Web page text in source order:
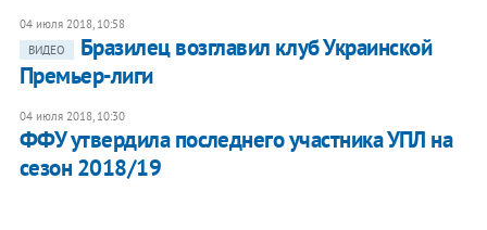
04 июля 2018, 10:58
ВИДЕО
Бразилец возглавил клуб Украинской
Премьер-лиги
04 июля 2018, 10:30
ФФУ утвердила последнего участника УПЛ на
сезон 2018/19